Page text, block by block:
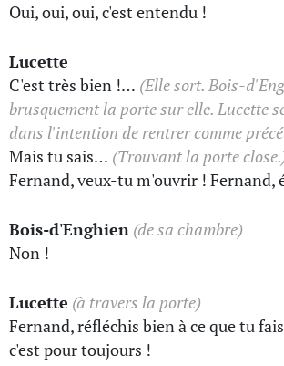
Oui, oui, oui, c'est entendu !
Lucette
C'est très bien !… (Elle sort. Bois-
brusquement la porte sur elle. Lucette
dans l'intention de rentrer comme
Mais tu sais… (Trouvant la porte
Fernand, veux-tu m'ouvrir ! Fernand,
Bois-d'Enghien (de sa chambre)
Non !
Lucette (à travers la porte)
Fernand, réfléchis bien à ce que tu
c'est pour toujours !